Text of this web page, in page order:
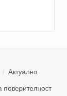
Актуално
поверителност